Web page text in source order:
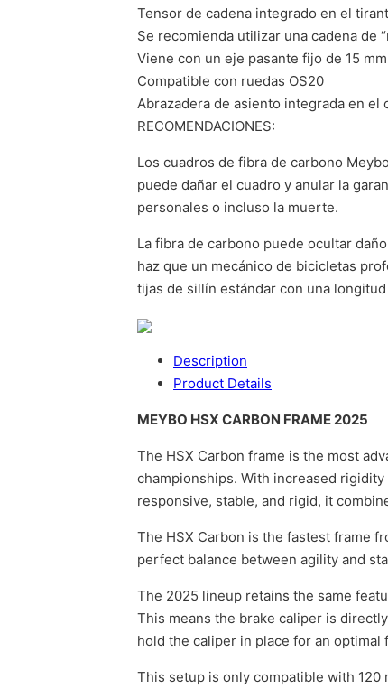
Tensor de cadena integrado en el
Se recomienda utilizar una cadena de
Viene con un eje pasante fijo de 15
Compatible con ruedas OS20
Abrazadera de asiento integrada en el
RECOMENDACIONES:
Los cuadros de fibra de carbono
puede dañar el cuadro y anular la
personales o incluso la muerte.
La fibra de carbono puede ocultar
haz que un mecánico de bicicletas
tijas de sillín estándar con una
Description
Product Details
MEYBO HSX CARBON FRAME 2025
The HSX Carbon frame is the most
championships. With increased
responsive, stable, and rigid, it
The HSX Carbon is the fastest frame
perfect balance between agility and
The 2025 lineup retains the same
This means the brake caliper is
hold the caliper in place for an optimal
This setup is only compatible with 120